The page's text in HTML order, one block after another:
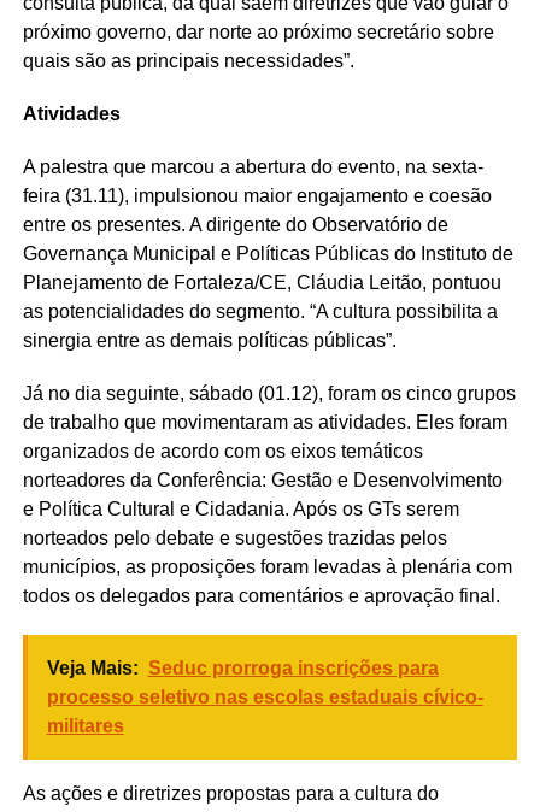
próximo governo, dar norte ao próximo secretário sobre
quais são as principais necessidades”.
Atividades
A palestra que marcou a abertura do evento, na sexta-
feira (31.11), impulsionou maior engajamento e coesão
entre os presentes. A dirigente do Observatório de
Governança Municipal e Políticas Públicas do Instituto de
Planejamento de Fortaleza/CE, Cláudia Leitão, pontuou
as potencialidades do segmento. “A cultura possibilita a
sinergia entre as demais políticas públicas”.
Já no dia seguinte, sábado (01.12), foram os cinco grupos
de trabalho que movimentaram as atividades. Eles foram
organizados de acordo com os eixos temáticos
norteadores da Conferência: Gestão e Desenvolvimento
e Política Cultural e Cidadania. Após os GTs serem
norteados pelo debate e sugestões trazidas pelos
municípios, as proposições foram levadas à plenária com
todos os delegados para comentários e aprovação final.
Veja Mais: Seduc prorroga inscrições para
processo seletivo nas escolas estaduais cívico-
militares
As ações e diretrizes propostas para a cultura do